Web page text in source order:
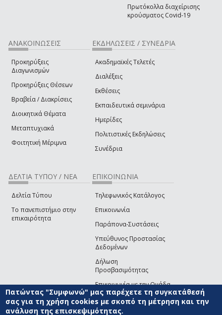
Πρωτόκολλα διαχείρισης
κρούσματος Covid-19
ΑΝΑΚΟΙΝΩΣΕΙΣ
Προκηρύξεις
Διαγωνισμών
Προκηρύξεις Θέσεων
Βραβεία / Διακρίσεις
Διοικητικά Θέματα
Μεταπτυχιακά
Φοιτητική Μέριμνα
ΕΚΔΗΛΩΣΕΙΣ / ΣΥΝΕΔΡΙΑ
Ακαδημαϊκές Τελετές
Διαλέξεις
Εκθέσεις
Εκπαιδευτικά σεμινάρια
Ημερίδες
Πολιτιστικές Εκδηλώσεις
Συνέδρια
ΔΕΛΤΙΑ ΤΥΠΟΥ / ΝΕΑ
Δελτία Τύπου
Το πανεπιστήμιο στην
επικαιρότητα
ΕΠΙΚΟΙΝΩΝΙΑ
Τηλεφωνικός Κατάλογος
Επικοινωνία
Παράπονα-Συστάσεις
Υπεύθυνος Προστασίας
Δεδομένων
Δήλωση
Προσβασιμότητας
Επικοινωνία με την Ομάδα
Ανάπτυξης του site(link sends e-mail)
© ΠΑΝΕΠΙΣΤΗΜΙΟ ΑΙΓΑΙΟΥ ΟΡΟΙ ΧΡΗΣΗΣ
Πατώντας "Συμφωνώ" μας παρέχετε τη συγκατάθεσή
σας για τη χρήση cookies με σκοπό τη μέτρηση και την
ανάλυση της επισκεψιμότητας.